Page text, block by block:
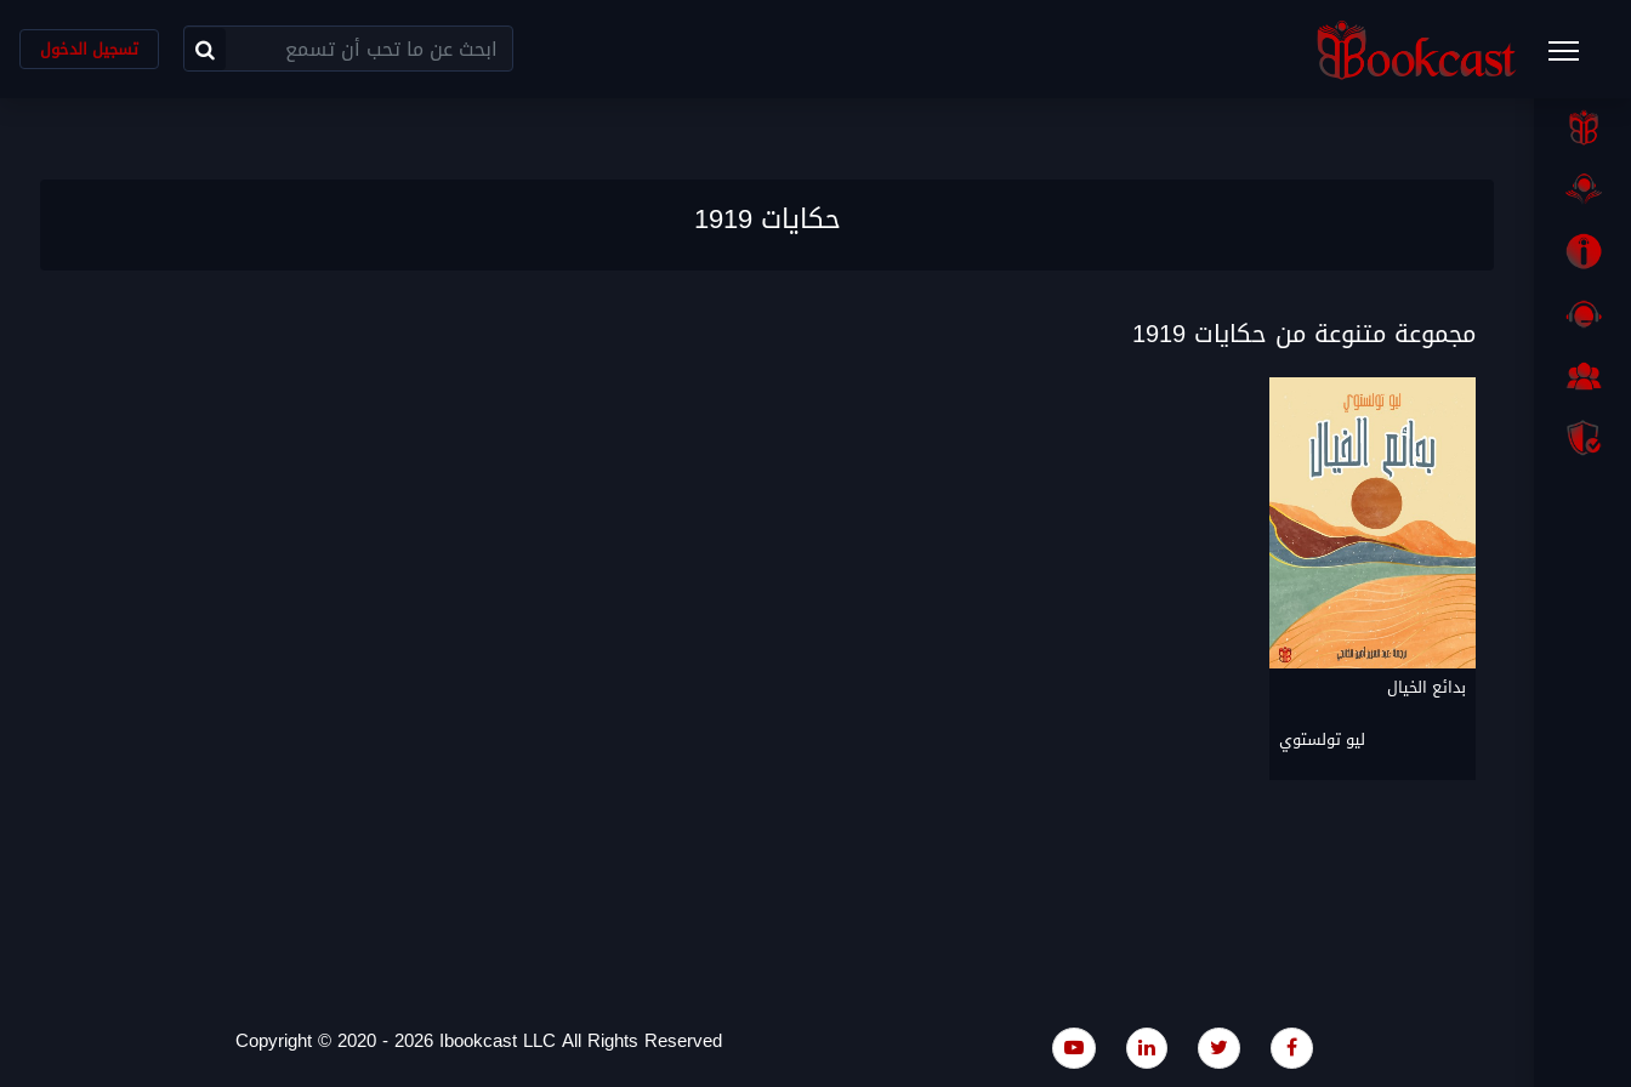
تسجيل الدخول
حكايات 1919
مجموعة متنوعة من حكايات 1919
بدائع الخيال
ليو تولستوي
Copyright © 2020 - 2026 Ibookcast LLC All Rights Reserved